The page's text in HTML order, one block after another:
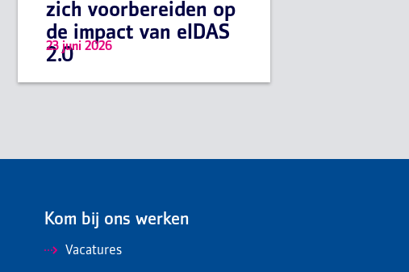
zich voorbereiden op
de impact van eIDAS
2.0
23 juni 2026
Kom bij ons werken
Vacatures